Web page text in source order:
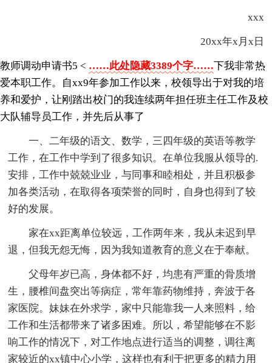
xxx
20xx年x月x日
教师调动申请书5 < ……此处隐藏3389个字……下我非常热
爱本职工作。自xx9年参加工作以来，校领导出于对我的培
养和爱护，让刚踏出校门的我连续两年担任班主任工作及校
大队辅导员工作，并先后从事了
一、二年级的语文、数学，三四年级的英语等教学
工作，在工作中学到了很多知识。在单位我服从领导的.
安排，工作中兢兢业业，与同事和睦相处，并且积极参
加各类活动，在取得各项荣誉的同时，自身也得到了较
好的发展。
家在xx距离单位较远，工作两年来，我从未迟到早
退，但我无怨无悔，因为我知道教育的意义在于奉献。
父母年岁已高，身体都不好，均患有严重的骨质增
生，腰椎间盘突出等病症，常年靠药物维持，奔波于各
家医院。妹妹在外求学，家中只能靠我一人来照料，给
工作和生活都带来了诸多困难。所以，希望能够在不影
响工作的情况下，对工作地点进行适当的调整，调往离
家较近的xx镇中心小学，这样也有利于把更多的精力用